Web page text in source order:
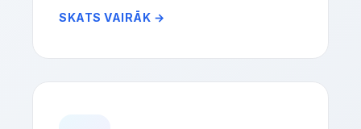
SKATS VAIRĀK →